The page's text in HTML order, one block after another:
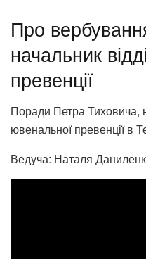
Про
начальник
превенції
Поради Петра Тиховича,
ювенальної превенції в
Ведуча: Наталя